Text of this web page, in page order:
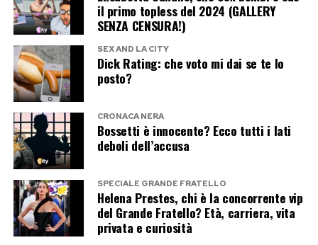
confronto tra i due film, però, sembra destinato
a proseguire ancora a lungo: da una parte il
richiamo universale del supereroe Marvel,
dall’altra il passaparola che continua a sostenere
il kolossal di Christopher Nolan.
Post Views: 253
il primo topless del 2024 (GALLERY
SENZA CENSURA!)
SEX AND LA CITY
Dick Rating: che voto mi dai se te lo
posto?
CRONACA NERA
Bossetti è innocente? Ecco tutti i lati
deboli dell’accusa
SPECIALE GRANDE FRATELLO
Helena Prestes, chi è la concorrente vip
del Grande Fratello? Età, carriera, vita
privata e curiosità